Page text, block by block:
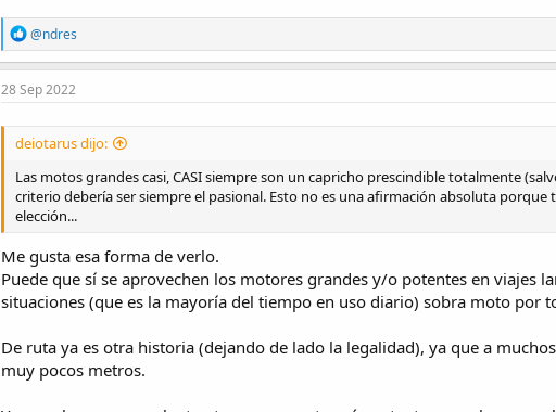
R
e
a
c
o
n
s
:
@ndres
28 Sep 2022
deiotarus dijo:
Las motos grandes casi, CASI siempre son un capricho prescindible totalmente
criterio debería ser siempre el pasional. Esto no es una afirmación absoluta
elección...
Me gusta esa forma de verlo.
Puede que sí se aprovechen los motores grandes y/o potentes en viajes
situaciones (que es la mayoría del tiempo en uso diario) sobra moto por
De ruta ya es otra historia (dejando de lado la legalidad), ya que a
muy pocos metros.